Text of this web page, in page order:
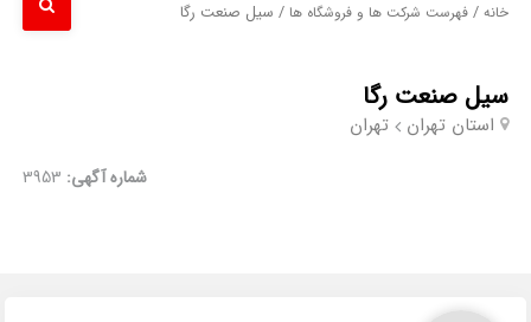
خانه /فهرست شرکت ها و فروشگاه ها / سیل صنعت رگا
سیل صنعت رگا
استان تهران تهران
شماره آگهی: 3953